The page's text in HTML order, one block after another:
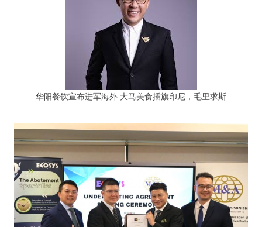
华阳餐饮宣布进军海外 大马美食插旗印尼，毛里求斯